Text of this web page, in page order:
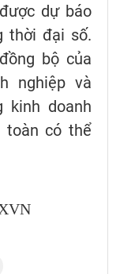
dự báo
thời đại số.
bộ của
nghiệp và
kinh doanh
toàn có thể